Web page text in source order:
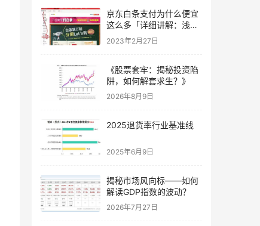
京东白条支付为什么便宜
这么多「详细讲解：浅谈
京东白条好处和坏处」
2023年2月27日
《股票套牢：揭秘投资陷
阱，如何解套求生？》
2026年8月9日
2025退货率行业基准线
2025年6月9日
揭秘市场风向标——如何
解读GDP指数的波动？
2026年7月27日